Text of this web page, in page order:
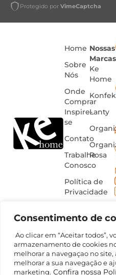
Consentimento de
Ao clicar em “Aceitar todos”,
armazenamento de cookies
melhorar a navegaçao no site,
melhorar a sua navegação e
marketing. Confira nossa
Protegido por VimeCaptcha
Home
Sobre
Nós
Onde
Comprar
Inspire-
se
Contato
Trabalhe
Conosco
Política de
Privacidade
de uso
Nossas
Marcas
Ke
Home
Lanty
Rosa